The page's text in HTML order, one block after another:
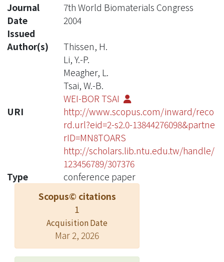
Journal
7th World Biomaterials Congress
Date
Issued
2004
Author(s)
Thissen, H.
Li, Y.-P.
Meagher, L.
Tsai, W.-B.
WEI-BOR TSAI
URI
http://www.scopus.com/inward/reco
rd.url?eid=2-s2.0-13844276098&partne
rID=MN8TOARS
http://scholars.lib.ntu.edu.tw/handle/
123456789/307376
Type
conference paper
Scopus© citations
1
Acquisition Date
Mar 2, 2026